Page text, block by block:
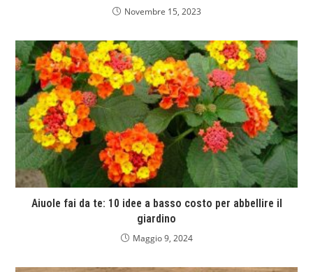
Novembre 15, 2023
Aiuole fai da te: 10 idee a basso costo per abbellire il
giardino
Maggio 9, 2024